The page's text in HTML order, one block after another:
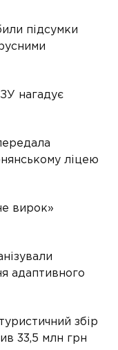
підсумки
нагадує
ліцею
вирок»
адаптивного
збір
33,5 млн грн